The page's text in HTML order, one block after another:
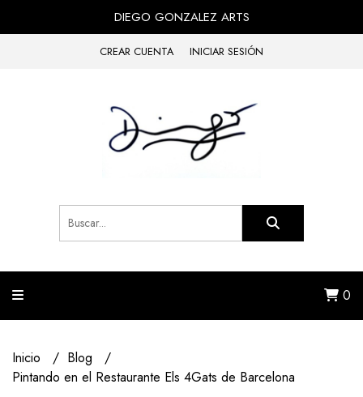
DIEGO GONZALEZ ARTS
CREAR CUENTA INICIAR SESIÓN
0
Inicio
Blog
Pintando en el Restaurante Els 4Gats de Barcelona